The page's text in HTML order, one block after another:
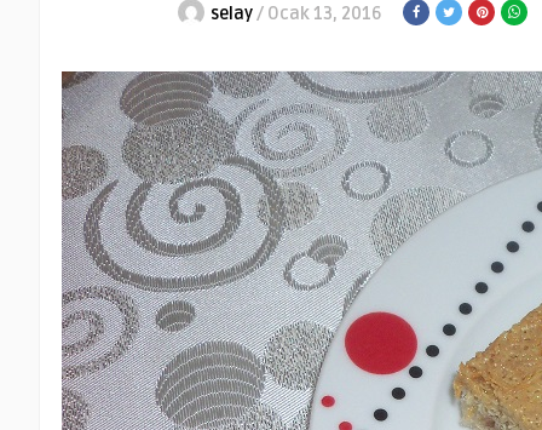
▼
selay/ Ocak 13, 2016